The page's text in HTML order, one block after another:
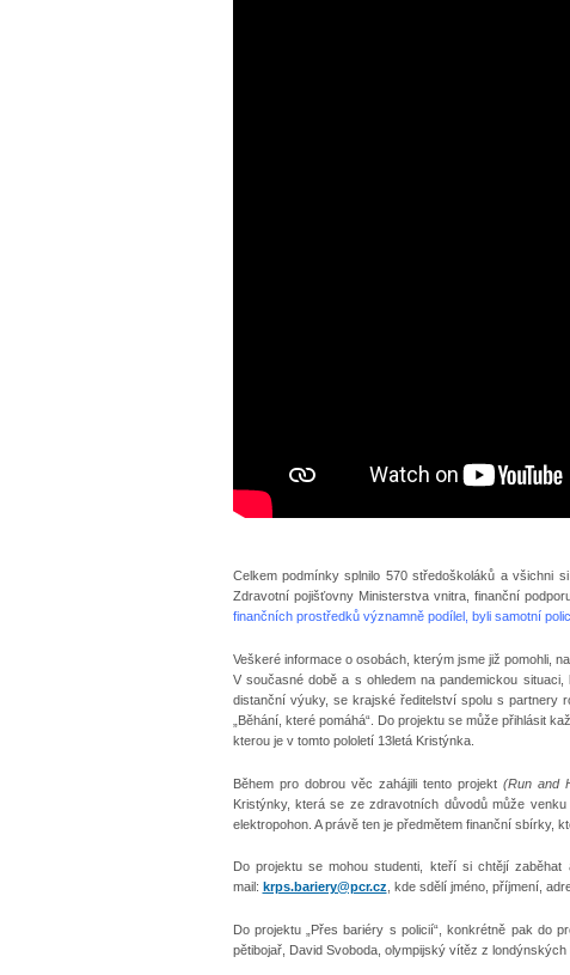
Celkem podmínky splnilo 570 středoškoláků a všichni
Zdravotní pojišťovny Ministerstva vnitra, finanční
finančních prostředků významně podílel, byli samotní
Veškeré informace o osobách, kterým jsme již pomohli,
V současné době a s ohledem na pandemickou
distanční výuky, se krajské ředitelství spolu s partnery
„Běhání, které pomáhá“. Do projektu se může přihlásit
kterou je v tomto pololetí 13letá Kristýnka.
Během pro dobrou věc zahájili tento projekt (Run and
Kristýnky, která se ze zdravotních důvodů může
elektropohon. A právě ten je předmětem finanční sbírky,
Do projektu se mohou studenti, kteří si chtějí
mail: krps.bariery@pcr.cz , kde sdělí jméno, příjmení,
Do projektu „Přes bariéry s policií“, konkrétně pak do
pětibojař, David Svoboda, olympijský vítěz z